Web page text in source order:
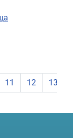
11 12 13